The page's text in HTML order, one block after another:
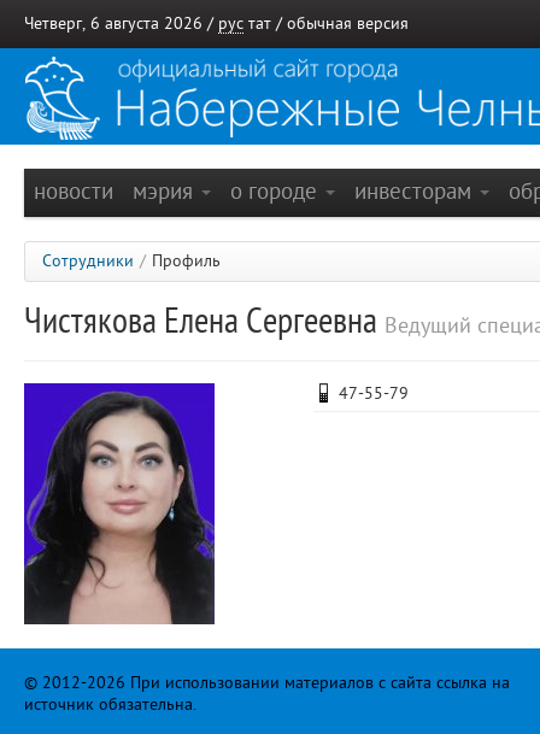
Четверг, 6 августа 2026 / рус тат / обычная версия
новости мэрия о городе инвесторам
Сотрудники / Профиль
Чистякова Елена Сергеевна Ведущий
47-55-79
© 2012-2026 При использовании материалов с сайта ссылка на
источник обязательна.